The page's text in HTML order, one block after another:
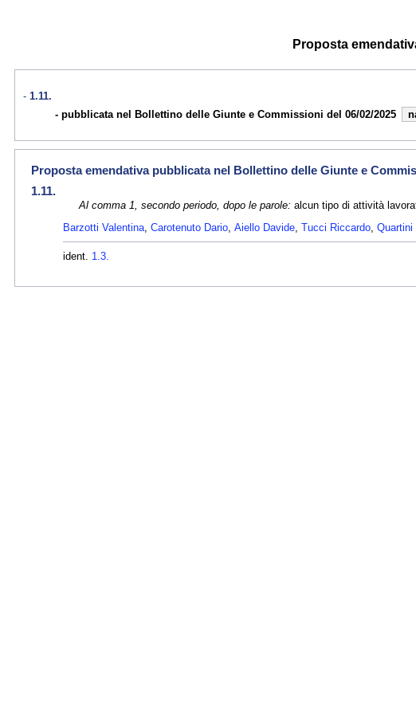
Proposta
1.11.
pubblicata nel Bollettino delle Giunte e Commissioni del 06/02/2025
Proposta emendativa pubblicata nel Bollettino delle Giunte e
1.11.
Al comma 1, secondo periodo, dopo le parole: alcun tipo di attività
Barzotti Valentina Carotenuto Dario Aiello Davide Tucci Riccardo Quartini
ident. 1.3.